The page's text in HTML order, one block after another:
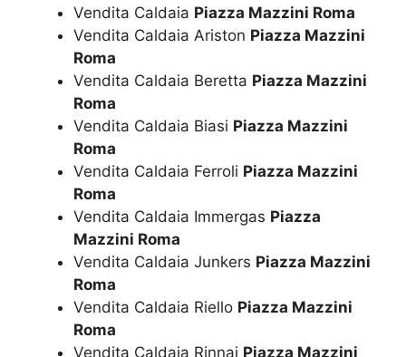
Vendita Caldaia Piazza Mazzini Roma
Vendita Caldaia Ariston Piazza Mazzini
Roma
Vendita Caldaia Beretta Piazza Mazzini
Roma
Vendita Caldaia Biasi Piazza Mazzini
Roma
Vendita Caldaia Ferroli Piazza Mazzini
Roma
Vendita Caldaia Immergas Piazza
Mazzini Roma
Vendita Caldaia Junkers Piazza Mazzini
Roma
Vendita Caldaia Riello Piazza Mazzini
Roma
Vendita Caldaia Rinnai Piazza Mazzini